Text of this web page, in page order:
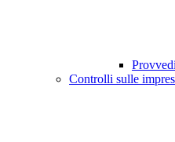
Controlli sulle